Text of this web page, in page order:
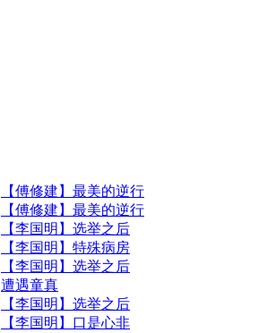
【傅修建】最美的逆行
【傅修建】最美的逆行
【李国明】选举之后
【李国明】特殊病房
【李国明】选举之后
遭遇童真
【李国明】选举之后
【李国明】口是心非